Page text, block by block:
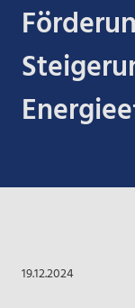
19.12.2024